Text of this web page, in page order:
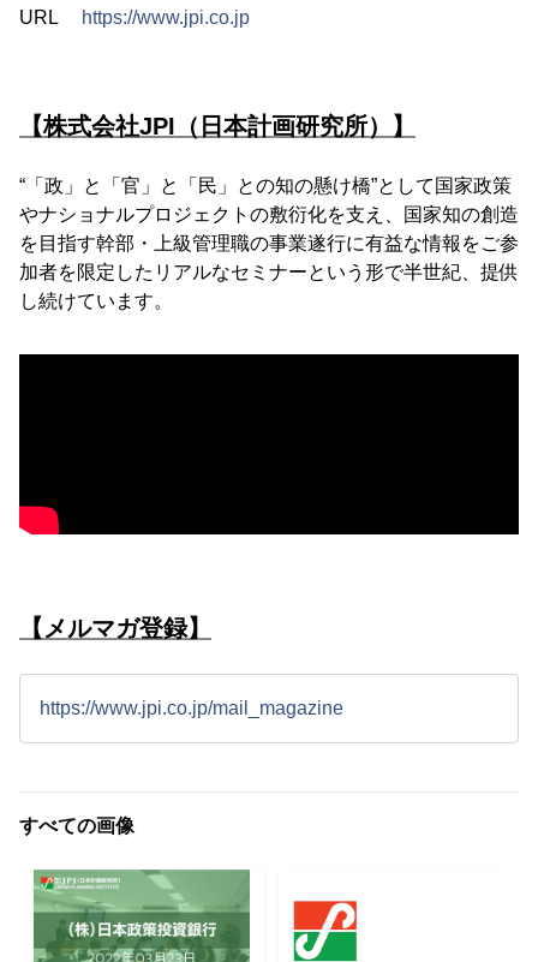
URL
https://www.jpi.co.jp
【株式会社JPI（日本計画研究所）】
“「政」と「官」と「民」との知の懸け橋”として国家政策
やナショナルプロジェクトの敷衍化を支え、国家知の創造
を目指す幹部・上級管理職の事業遂行に有益な情報をご参
加者を限定したリアルなセミナーという形で半世紀、提供
し続けています。
【メルマガ登録】
https://www.jpi.co.jp/mail_magazine
すべての画像